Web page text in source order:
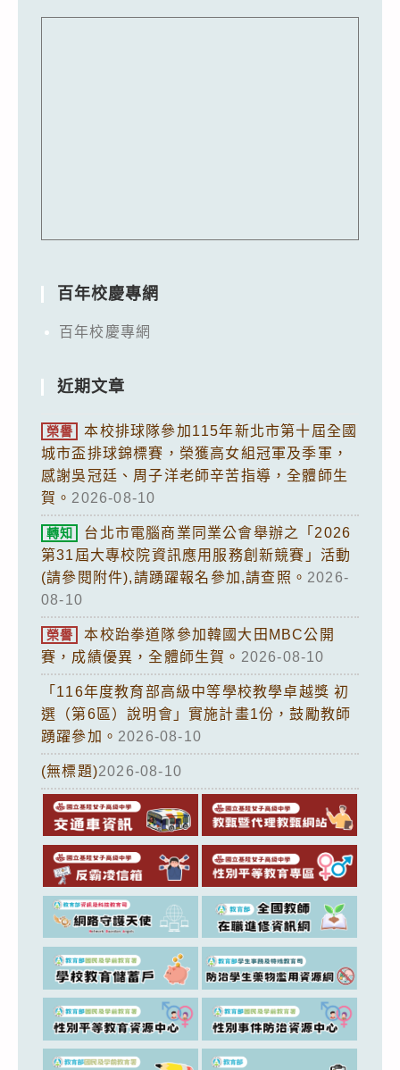
百年校慶專網
百年校慶專網
近期文章
榮譽
本校排球隊參加115年新北市第十屆全國
城市盃排球錦標賽，榮獲高女組冠軍及季軍，
感謝吳冠廷、周子洋老師辛苦指導，全體師生
賀。 2026-08-10
轉知
台北市電腦商業同業公會舉辦之「2026
第31屆大專校院資訊應用服務創新競賽」活動
(請參閱附件),請踴躍報名參加,請查照。 2026-
08-10
榮譽
本校跆拳道隊參加韓國大田MBC公開
賽，成績優異，全體師生賀。 2026-08-10
「116年度教育部高級中等學校教學卓越獎 初
選（第6區）說明會」實施計畫1份，鼓勵教師
踴躍參加。 2026-08-10
(無標題)2026-08-10